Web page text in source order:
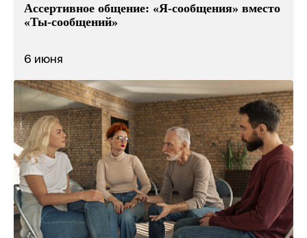
Ассертивное общение: «Я-сообщения» вместо
«Ты-сообщений»
6 июня